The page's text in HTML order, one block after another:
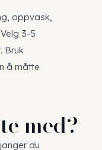
oppvask,
3-5
Bruk
å måtte
med?
du